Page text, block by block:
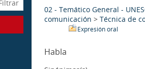
02 - Temático General -
comunicación > Técnica de
Expresión oral
Habla